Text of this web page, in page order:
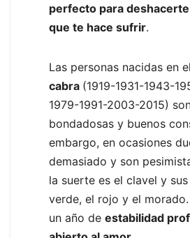
perfecto para
que te hace sufrir.
Las personas nacidas en
cabra (1919-1931-1943-
1979-1991-2003-2015)
bondadosas y buenos
embargo, en ocasiones
demasiado y son
la suerte es el clavel y
verde, el rojo y el
un año de estabilidad